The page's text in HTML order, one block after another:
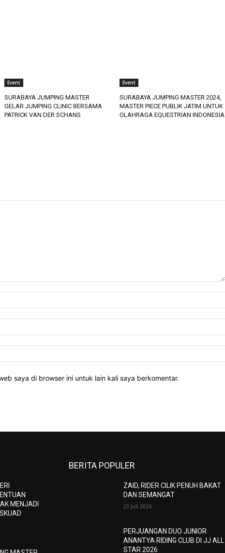
Event
SURABAYA JUMPING MASTER
GELAR JUMPING CLINIC BERSAMA
PATRICK VAN DER SCHANS
Event
SURABAYA JUMPING MASTER 2024,
MASTER PIECE PUBLIK JATIM UNTUK
OLAHRAGA EQUESTRIAN INDONESIA
saya di browser ini untuk lain kali saya berkomentar.
MENJADI
BERITA POPULER
ZAID, RIDER CILIK PENUH BAKAT
DAN SEMANGAT
23 Juli 2026
PERJUANGAN DUO JUNIOR
ANANTYA RIDING CLUB DI JJ ALL
STAR 2026